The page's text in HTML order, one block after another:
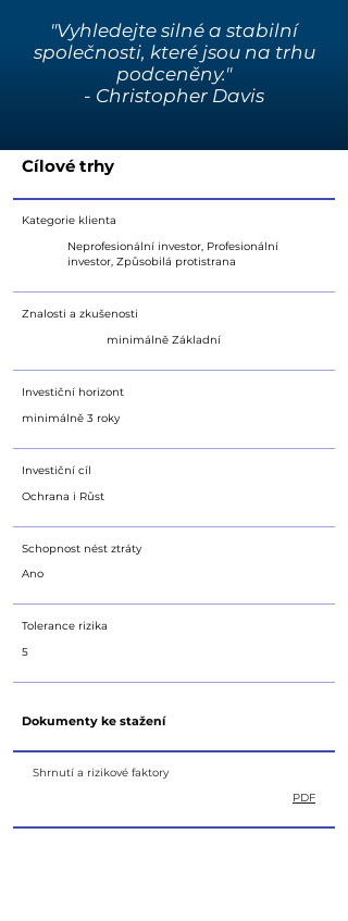
"Vyhledejte silné a stabilní
společnosti, které jsou na trhu
podceněny."
- Christopher Davis
Cílové trhy
Kategorie klienta
Neprofesionální investor, Profesionální
investor, Způsobilá protistrana
Znalosti a zkušenosti
minimálně Základní
Investiční horizont
minimálně 3 roky
Investiční cíl
Ochrana i Růst
Schopnost nést ztráty
Ano
Tolerance rizika
5
Dokumenty ke stažení
Shrnutí a rizikové faktory
PDF